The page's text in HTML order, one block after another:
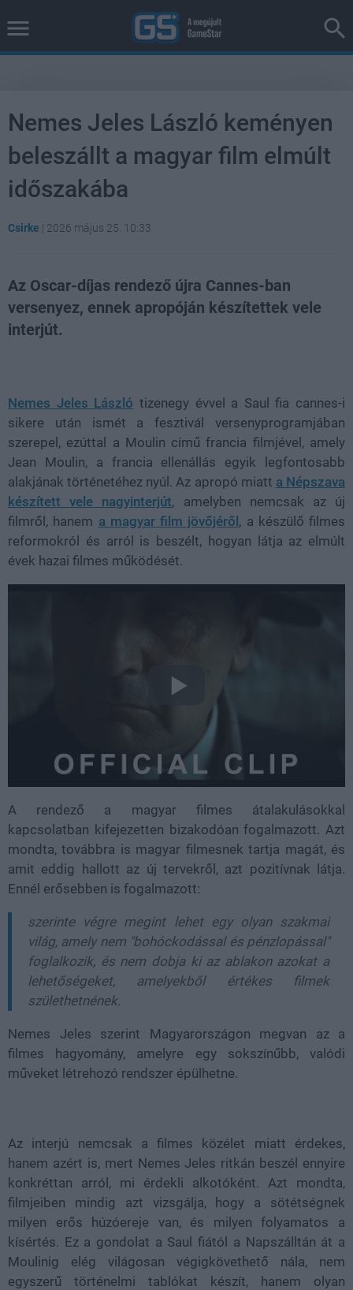
Nemes Jeles László keményen
beleszállt a magyar film elmúlt
időszakába
Csirke | 2026 május 25. 10:33
Az Oscar-díjas rendező újra Cannes-ban
versenyez, ennek apropóján készítettek vele
interjút.
Nemes Jeles László tizenegy évvel a Saul fia cannes-i
sikere után ismét a fesztivál versenyprogramjában
szerepel, ezúttal a Moulin című francia filmjével, amely
Jean Moulin, a francia ellenállás egyik legfontosabb
alakjának történetéhez nyúl. Az apropó miatt a Népszava
készített vele nagyinterjút, amelyben nemcsak az új
filmről, hanem a magyar film jövőjéről , a készülő filmes
reformokról és arról is beszélt, hogyan látja az elmúlt
évek hazai filmes működését.
A rendező a magyar filmes átalakulásokkal
kapcsolatban kifejezetten bizakodóan fogalmazott. Azt
mondta, továbbra is magyar filmesnek tartja magát, és
amit eddig hallott az új tervekről, azt pozitívnak látja.
Ennél erősebben is fogalmazott:
szerinte végre megint lehet egy olyan szakmai
világ, amely nem "bohóckodással és pénzlopással"
foglalkozik, és nem dobja ki az ablakon azokat a
lehetőségeket, amelyekből értékes filmek
születhetnének.
Nemes Jeles szerint Magyarországon megvan az a
filmes hagyomány, amelyre egy sokszínűbb, valódi
műveket létrehozó rendszer épülhetne.
Az interjú nemcsak a filmes közélet miatt érdekes,
hanem azért is, mert Nemes Jeles ritkán beszél ennyire
konkréttan arról, mi érdekli alkotóként. Azt mondta,
filmjeiben mindig azt vizsgálja, hogy a sötétségnek
milyen erős húzóereje van, és milyen folyamatos a
kísértés. Ez a gondolat a Saul fiától a Napszálltán át a
Moulinig elég világosan végigkövethető nála, nem
egyszerű történelmi tablókat készít, hanem olyan